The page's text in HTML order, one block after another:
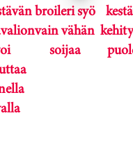
broileri syö
vain vähän
soijaa